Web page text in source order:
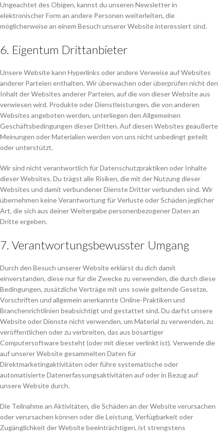
Ungeachtet des Obigen, kannst du unseren Newsletter in
elektronischer Form an andere Personen weiterleiten, die
möglicherweise an einem Besuch unserer Website interessiert sind.
6. Eigentum Drittanbieter
Unsere Website kann Hyperlinks oder andere Verweise auf Websites
anderer Parteien enthalten. Wir überwachen oder überprüfen nicht den
Inhalt der Websites anderer Parteien, auf die von dieser Website aus
verwiesen wird. Produkte oder Dienstleistungen, die von anderen
Websites angeboten werden, unterliegen den Allgemeinen
Geschäftsbedingungen dieser Dritten. Auf diesen Websites geäußerte
Meinungen oder Materialien werden von uns nicht unbedingt geteilt
oder unterstützt.
Wir sind nicht verantwortlich für Datenschutzpraktiken oder Inhalte
dieser Websites. Du trägst alle Risiken, die mit der Nutzung dieser
Websites und damit verbundener Dienste Dritter verbunden sind. Wir
übernehmen keine Verantwortung für Verluste oder Schäden jeglicher
Art, die sich aus deiner Weitergabe personenbezogener Daten an
Dritte ergeben.
7. Verantwortungsbewusster Umgang
Durch den Besuch unserer Website erklärst du dich damit
einverstanden, diese nur für die Zwecke zu verwenden, die durch diese
Bedingungen, zusätzliche Verträge mit uns sowie geltende Gesetze,
Vorschriften und allgemein anerkannte Online-Praktiken und
Branchenrichtlinien beabsichtigt und gestattet sind. Du darfst unsere
Website oder Dienste nicht verwenden, um Material zu verwenden, zu
veröffentlichen oder zu verbreiten, das aus bösartiger
Computersoftware besteht (oder mit dieser verlinkt ist). Verwende die
auf unserer Website gesammelten Daten für
Direktmarketingaktivitäten oder führe systematische oder
automatisierte Datenerfassungsaktivitäten auf oder in Bezug auf
unsere Website durch.
Die Teilnahme an Aktivitäten, die Schäden an der Website verursachen
oder verursachen können oder die Leistung, Verfügbarkeit oder
Zugänglichkeit der Website beeinträchtigen, ist strengstens